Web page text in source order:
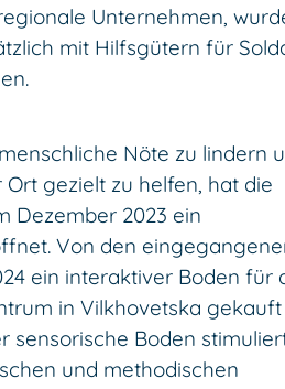
Unternehmen,
mit Hilfsgütern für
Nöte zu lindern
gezielt zu helfen, hat die
Dezember 2023 ein
Von den
ein interaktiver Boden für
in Vilkhovetska
sensorische Boden
und methodischen